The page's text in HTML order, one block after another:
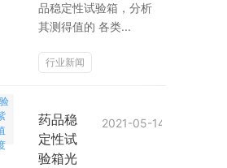
品稳定性试验箱，分析
其测得值的 各类...
行业新闻
药品稳
定性试
验箱光
2021-05-14